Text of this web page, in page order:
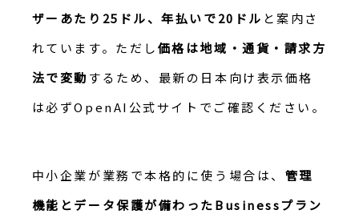
ザーあたり25ドル、年払いで20ドル と案内さ
れています。ただし価格は地域・通貨・請求方
法で変動 するため、最新の日本向け表示価格
は必ずOpenAI公式サイトでご確認ください。
中小企業が業務で本格的に使う場合は、 管理
機能とデータ保護が備わったBusinessプラン